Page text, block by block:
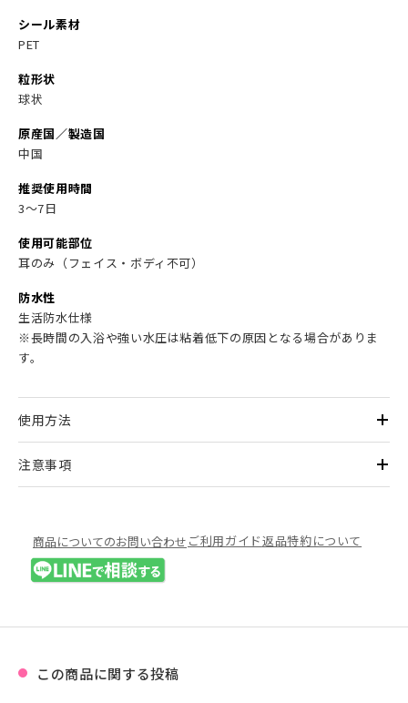
シール素材
PET
粒形状
球状
原産国／製造国
中国
推奨使用時間
3～7日
使用可能部位
耳のみ（フェイス・ボディ不可）
防水性
生活防水仕様
※長時間の入浴や強い水圧は粘着低下の原因となる場合がありま
す。
使用方法
注意事項
商品についてのお問い合わせ ご利用ガイド返品特約について
この商品に関する投稿